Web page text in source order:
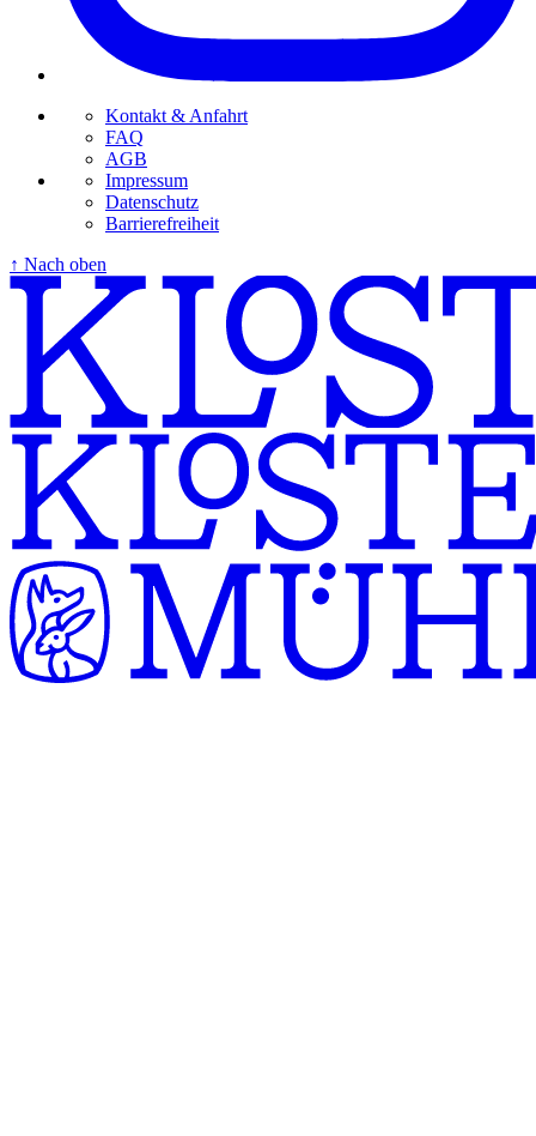
Kontakt & Anfahrt
FAQ
AGB
Impressum
Datenschutz
Barrierefreiheit
↑ Nach oben